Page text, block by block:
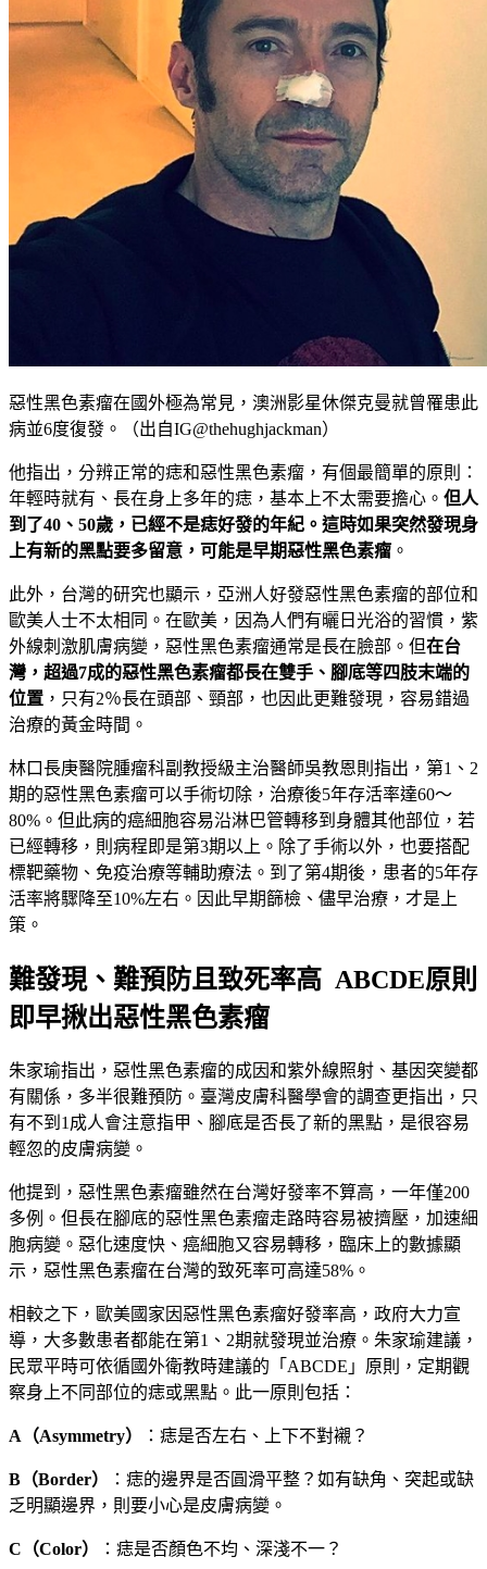
惡性黑色素瘤在國外極為常見，澳洲影星休傑克曼就曾罹患此
病並6度復發。（出自IG@thehughjackman）
他指出，分辨正常的痣和惡性黑色素瘤，有個最簡單的原則：
年輕時就有、長在身上多年的痣，基本上不太需要擔心。 但人
到了40、50歲，已經不是痣好發的年紀。這時如果突然發現身
上有新的黑點要多留意，可能是早期惡性黑色素瘤 。
此外，台灣的研究也顯示，亞洲人好發惡性黑色素瘤的部位和
歐美人士不太相同。在歐美，因為人們有曬日光浴的習慣，紫
外線刺激肌膚病變，惡性黑色素瘤通常是長在臉部。但在台
灣，超過7成的惡性黑色素瘤都長在雙手、腳底等四肢末端的
位置 ，只有2％長在頭部、頸部，也因此更難發現，容易錯過
治療的黃金時間。
林口長庚醫院腫瘤科副教授級主治醫師吳教恩則指出，第1、2
期的惡性黑色素瘤可以手術切除，治療後5年存活率達60～
80%。但此病的癌細胞容易沿淋巴管轉移到身體其他部位，若
已經轉移，則病程即是第3期以上。除了手術以外，也要搭配
標靶藥物、免疫治療等輔助療法。到了第4期後，患者的5年存
活率將驟降至10%左右。因此早期篩檢、儘早治療，才是上
策。
難發現、難預防且致死率高 ABCDE原則
即早揪出惡性黑色素瘤
朱家瑜指出，惡性黑色素瘤的成因和紫外線照射、基因突變都
有關係，多半很難預防。臺灣皮膚科醫學會的調查更指出，只
有不到1成人會注意指甲、腳底是否長了新的黑點，是很容易
輕忽的皮膚病變。
他提到，惡性黑色素瘤雖然在台灣好發率不算高，一年僅200
多例。但長在腳底的惡性黑色素瘤走路時容易被擠壓，加速細
胞病變。惡化速度快、癌細胞又容易轉移，臨床上的數據顯
示，惡性黑色素瘤在台灣的致死率可高達58%。
相較之下，歐美國家因惡性黑色素瘤好發率高，政府大力宣
導，大多數患者都能在第1、2期就發現並治療。朱家瑜建議，
民眾平時可依循國外衛教時建議的「ABCDE」原則，定期觀
察身上不同部位的痣或黑點。此一原則包括：
A（Asymmetry） ：痣是否左右、上下不對襯？
B（Border）
：痣的邊界是否圓滑平整？如有缺角、突起或缺
乏明顯邊界，則要小心是皮膚病變。
C（Color） ：痣是否顏色不均、深淺不一？